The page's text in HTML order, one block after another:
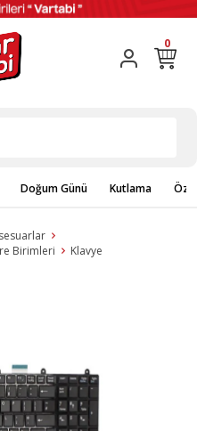
0
Doğum Günü Kutlama
Birimleri Klavye